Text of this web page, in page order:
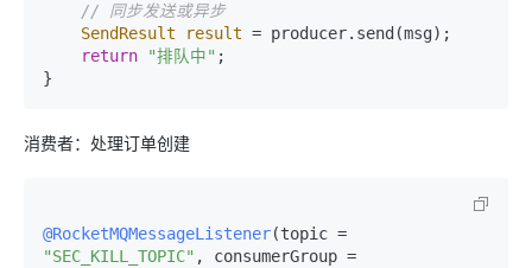
// 同步发送或异步
SendResult
result = producer.send(msg);
return
"排队中" ;
消费者：处理订单创建
@RocketMQMessageListener
"SEC_KILL_TOPIC"